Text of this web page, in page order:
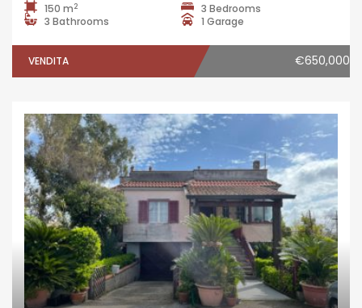
150 m2
3 Bedrooms
3 Bathrooms
1 Garage
VENDITA €650,000